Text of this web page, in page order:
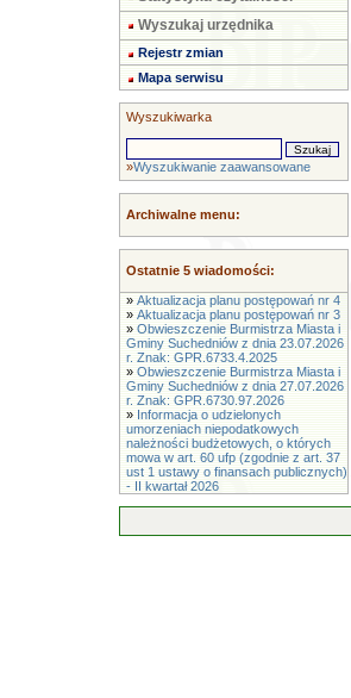
Wyszukaj urzędnika
Rejestr zmian
Mapa serwisu
Wyszukiwarka
»Wyszukiwanie zaawansowane
Archiwalne menu:
Ostatnie 5 wiadomości:
» Aktualizacja planu postępowań nr 4
» Aktualizacja planu postępowań nr 3
» Obwieszczenie Burmistrza Miasta i
Gminy Suchedniów z dnia 23.07.2026
r. Znak: GPR.6733.4.2025
» Obwieszczenie Burmistrza Miasta i
Gminy Suchedniów z dnia 27.07.2026
r. Znak: GPR.6730.97.2026
» Informacja o udzielonych
umorzeniach niepodatkowych
należności budżetowych, o których
mowa w art. 60 ufp (zgodnie z art. 37
ust 1 ustawy o finansach publicznych)
- II kwartał 2026